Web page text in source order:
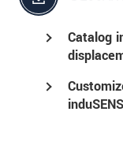
Catalog